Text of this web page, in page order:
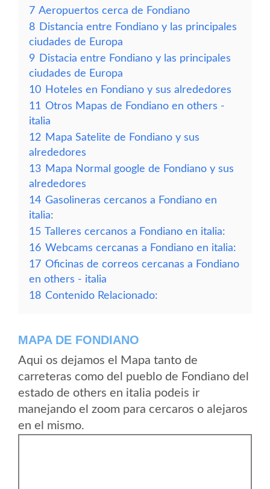
7 Aeropuertos cerca de Fondiano
8 Distancia entre Fondiano y las principales
ciudades de Europa
9 Distacia entre Fondiano y las principales
ciudades de Europa
10 Hoteles en Fondiano y sus alrededores
11 Otros Mapas de Fondiano en others -
italia
12 Mapa Satelite de Fondiano y sus
alrededores
13 Mapa Normal google de Fondiano y sus
alrededores
14 Gasolineras cercanos a Fondiano en
italia:
15 Talleres cercanos a Fondiano en italia:
16 Webcams cercanas a Fondiano en italia:
17 Oficinas de correos cercanas a Fondiano
en others - italia
18 Contenido Relacionado:
MAPA DE FONDIANO
Aqui os dejamos el Mapa tanto de
carreteras como del pueblo de Fondiano del
estado de others en italia podeis ir
manejando el zoom para cercaros o alejaros
en el mismo.